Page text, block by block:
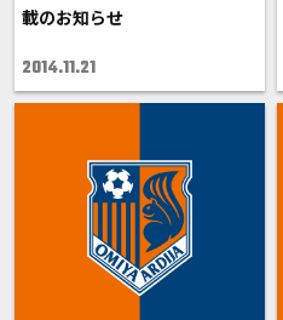
載のお知らせ
2014.11.21